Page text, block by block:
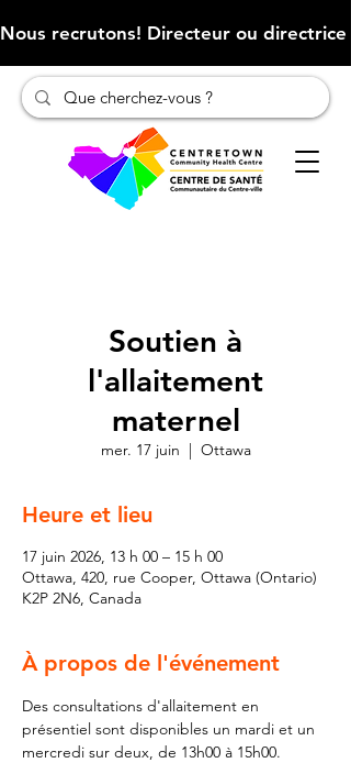
Nous recrutons! Directeur ou
Soutien à
l'allaitement
maternel
mer. 17 juin
  |
Ottawa
Heure et lieu
17 juin 2026, 13 h 00 – 15 h 00
Ottawa, 420, rue Cooper, Ottawa (Ontario)
K2P 2N6, Canada
À propos de l'événement
Des consultations d'allaitement en
présentiel sont disponibles un mardi et un
mercredi sur deux, de 13h00 à 15h00.